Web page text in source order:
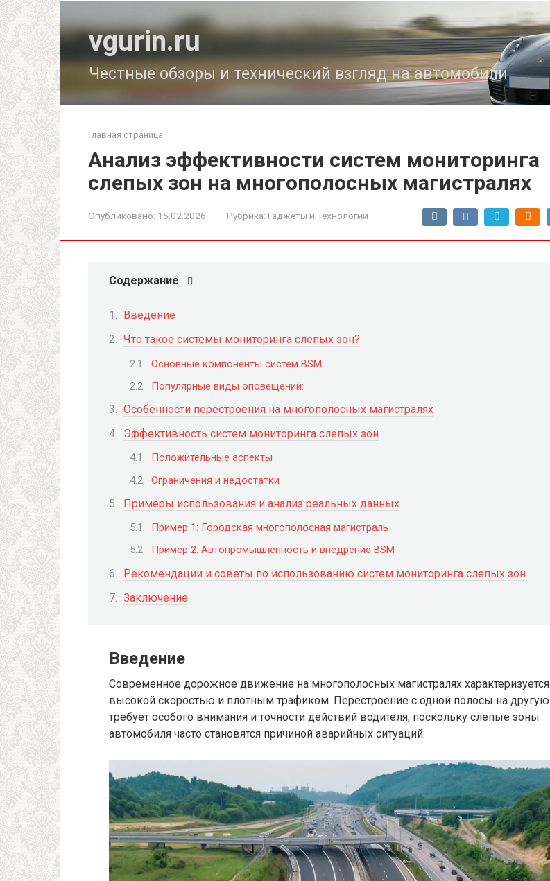
vgurin.ru
Честные обзоры и технический взгляд на автомобили
Главная страница
Анализ эффективности систем мониторинга
слепых зон на многополосных магистралях
Опубликовано: 15.02.2026 Рубрика: Гаджеты и Технологии
Содержание
Введение
Что такое системы мониторинга слепых зон?
Основные компоненты систем BSM:
Популярные виды оповещений:
Особенности перестроения на многополосных магистралях
Эффективность систем мониторинга слепых зон
Положительные аспекты
Ограничения и недостатки
Примеры использования и анализ реальных данных
Пример 1: Городская многополосная магистраль
Пример 2: Автопромышленность и внедрение BSM
Рекомендации и советы по использованию систем мониторинга слепых зон
Заключение
Введение
Современное дорожное движение на многополосных магистралях характеризуется
высокой скоростью и плотным трафиком. Перестроение с одной полосы на другую
требует особого внимания и точности действий водителя, поскольку слепые зоны
автомобиля часто становятся причиной аварийных ситуаций.